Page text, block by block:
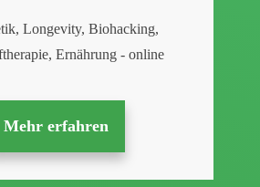
Longevity, Biohacking,
Ernährung - online
Mehr erfahren